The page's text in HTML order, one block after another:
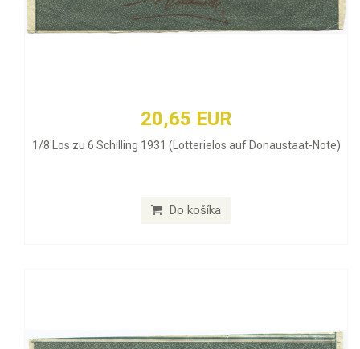
20,65 EUR
1/8 Los zu 6 Schilling 1931 (Lotterielos auf Donaustaat-Note)
Do košíka